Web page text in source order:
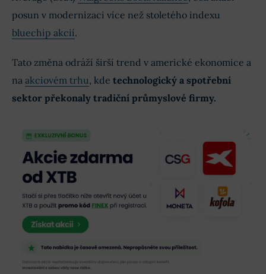
posun v modernizaci více než stoletého indexu
bluechip akcií.
Tato změna odráží širší trend v americké ekonomice a
na akciovém trhu, kde technologický a spotřební
sektor překonaly tradiční průmyslové firmy.